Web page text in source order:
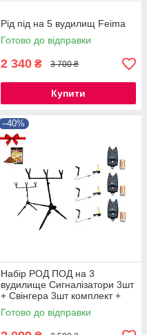
Рід під на 5 вудилищ Feima
Готово до відправки
2 340 ₴ 3 700 ₴
Купити
–40%
Набір РОД ПОД на 3
вудилище Сигналізатори 3шт
+ Свінгера 3шт комплект +
чохол.В подарунок волосінь
тісто Херабуна
Готово до відправки